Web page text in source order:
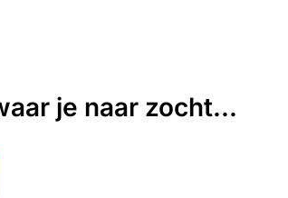
je naar zocht...